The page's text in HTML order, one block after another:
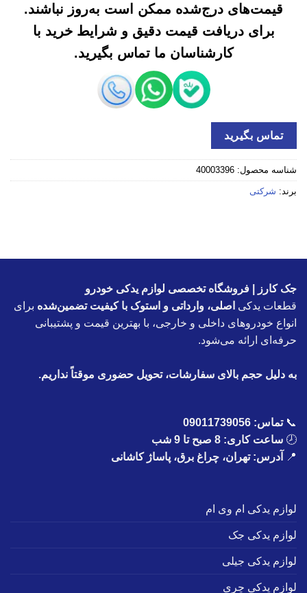
قیمت‌های درج‌شده ممکن است به‌روز نباشند.
برای دریافت قیمت دقیق و شرایط خرید با
کارشناسان ما تماس بگیرید.
تماس بگیرید
شناسه محصول: 40003396
برند: شرکتی
جک کارز | فروشگاه تخصصی لوازم یدکی خودرو
قطعات یدکی اصلی، وارداتی و استوک با کیفیت تضمین‌شده برای
انواع خودروهای داخلی و خارجی، با بهترین قیمت و پشتیبانی
حرفه‌ای ارائه می‌شود.
به دلیل حجم بالای سفارشات، تحویل حضوری موقتاً نداریم.
📞تماس: 09011739056
🕗 ساعت کاری: 8 صبح تا 9 شب
📍
آدرس: تهران، چراغ برق، پاساژ کاشانی
لوازم یدکی ام وی ام
لوازم یدکی جک
لوازم یدکی جیلی
لوازم یدکی چری